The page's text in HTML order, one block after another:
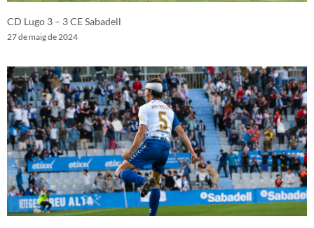
CD Lugo 3 – 3 CE Sabadell
27 de maig de 2024